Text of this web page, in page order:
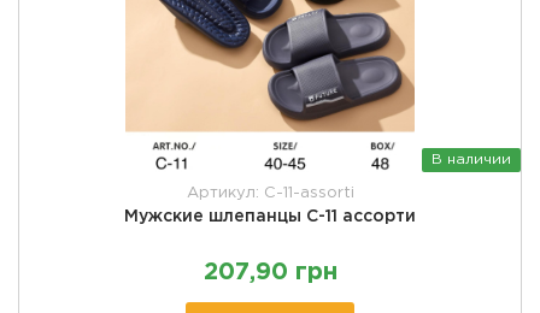
В наличии
Артикул: C-11-assorti
Мужские шлепанцы C-11 ассорти
207,90 грн